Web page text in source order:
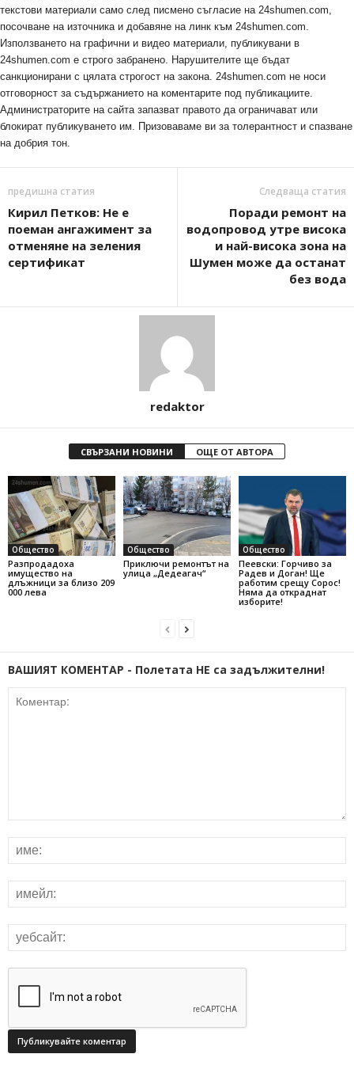
текстови материали само след писмено съгласие на 24shumen.com,
посочване на източника и добавяне на линк към 24shumen.com.
Използването на графични и видео материали, публикувани в
24shumen.com е строго забранено. Нарушителите ще бъдат
санкционирани с цялата строгост на закона. 24shumen.com не носи
отговорност за съдържанието на коментарите под публикациите.
Администраторите на сайта запазват правото да ограничават или
блокират публикуването им. Призоваваме ви за толерантност и спазване
на добрия тон.
предишна статия
Кирил Петков: Не е
поеман ангажимент за
отменяне на зеления
сертификат
Следваща статия
Поради ремонт на
водопровод утре висока
и най-висока зона на
Шумен може да останат
без вода
redaktor
СВЪРЗАНИ НОВИНИ ОЩЕ ОТ АВТОРА
Общество
Разпродадоха
имущество на
длъжници за близо 209
000 лева
Общество
Приключи ремонтът на
улица „Дедеагач“
Общество
Пеевски: Горчиво за
Радев и Доган! Ще
работим срещу Сорос!
Няма да откраднат
изборите!
ВАШИЯТ КОМЕНТАР - Полетата НЕ са задължителни!